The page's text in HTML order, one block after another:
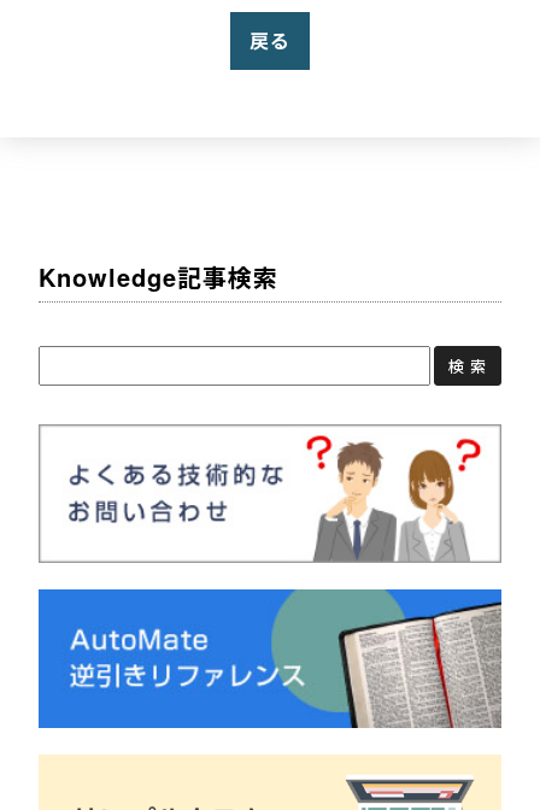
戻る
Knowledge記事検索